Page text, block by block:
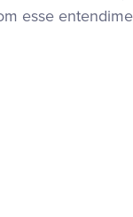
esse